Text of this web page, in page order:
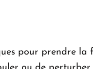
pour prendre la